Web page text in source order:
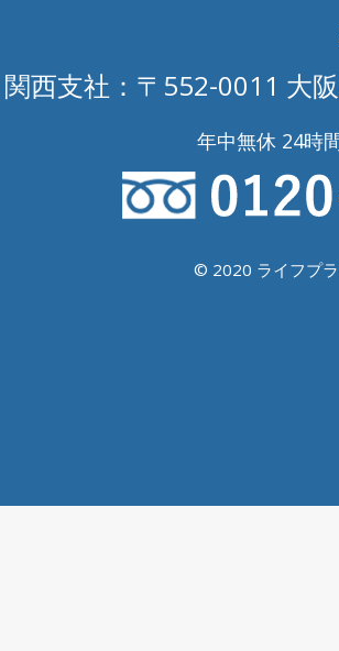
関西支社：〒552-0011 大
年中無休 24時
© 2020 ライフプ